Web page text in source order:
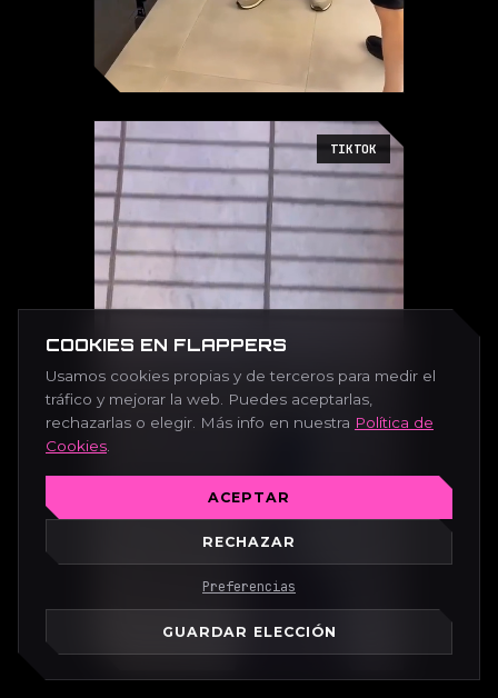
TIKTOK
COOKIES EN FLAPPERS
Usamos cookies propias y de terceros para medir el
tráfico y mejorar la web. Puedes aceptarlas,
rechazarlas o elegir. Más info en nuestra Política de
Cookies
ACEPTAR
RECHAZAR
Preferencias
GUARDAR ELECCIÓN